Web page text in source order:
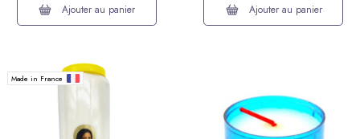
Ajouter au panier
Ajouter au panier
Made in France